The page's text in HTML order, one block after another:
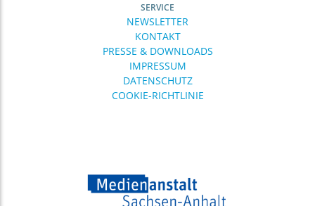
SERVICE
NEWSLETTER
KONTAKT
PRESSE & DOWNLOADS
IMPRESSUM
DATENSCHUTZ
COOKIE-RICHTLINIE